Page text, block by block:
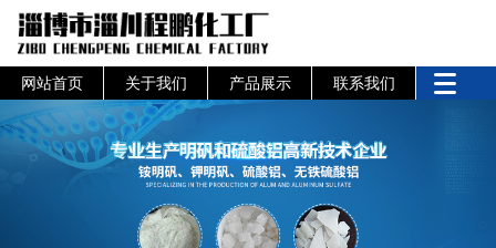
网站首页 关于我们 产品展示 联系我们